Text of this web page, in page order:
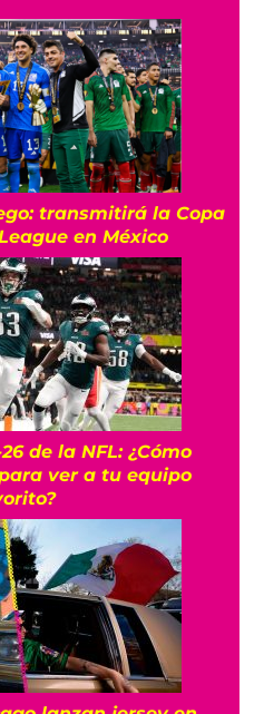
transmitirá la Copa
en México
de la NFL: ¿Cómo
ver a tu equipo